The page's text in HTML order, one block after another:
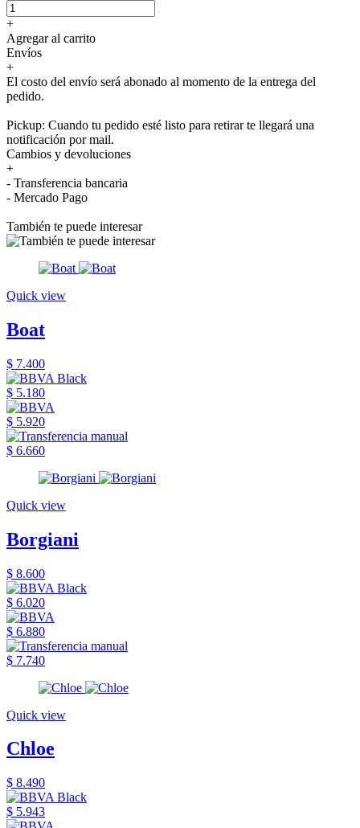
+
Agregar al carrito
Envíos
+
El costo del envío será abonado al momento de la entrega del
pedido.
Pickup: Cuando tu pedido esté listo para retirar te llegará una
notificación por mail.
Cambios y devoluciones
+
- Transferencia bancaria
- Mercado Pago
También te puede interesar
Quick view
Boat
$ 7.400
$ 5.180
$ 5.920
$ 6.660
Quick view
Borgiani
$ 8.600
$ 6.020
$ 6.880
$ 7.740
Quick view
Chloe
$ 8.490
$ 5.943